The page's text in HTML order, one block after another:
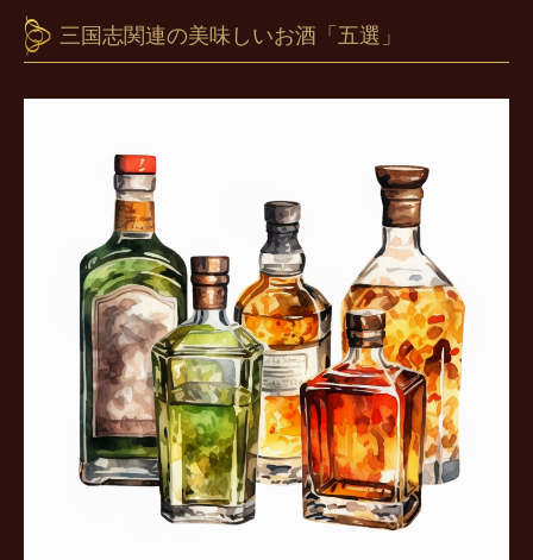
三国志関連の美味しいお酒「五選」